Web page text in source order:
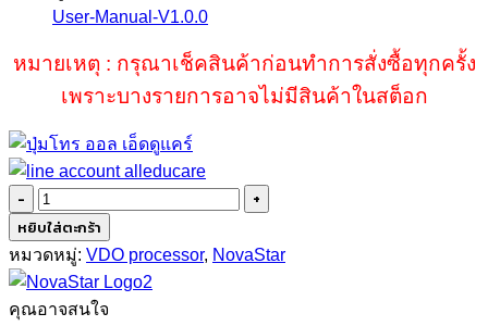
User-Manual-V1.0.0
หมายเหตุ : กรุณาเช็คสินค้าก่อนทำการสั่งซื้อทุกครั้ง
เพราะบางรายการอาจไม่มีสินค้าในสต็อก
จำนวน
Novastar
VX4S
ชิ้น
หยิบใส่ตะกร้า
หมวดหมู่: VDO processor, NovaStar
คุณอาจสนใจ